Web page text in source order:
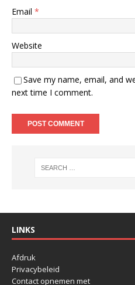
Email *
Website
Save my name, email, and
next time I comment.
LINKS
Afdruk
Privacybeleid
Contact opnemen met